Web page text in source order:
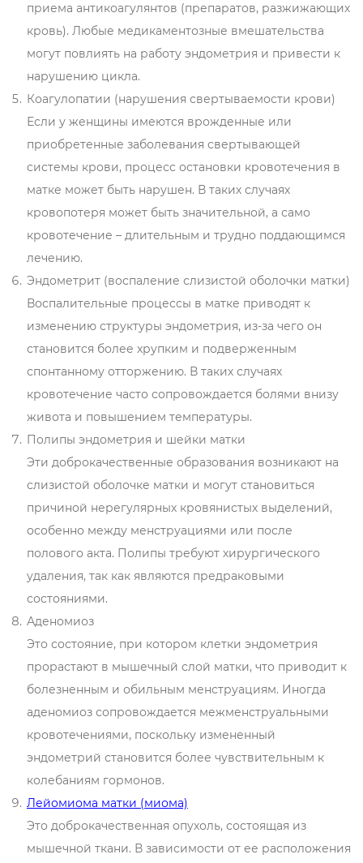
приема антикоагулянтов (препаратов, разжижающих
кровь). Любые медикаментозные вмешательства
могут повлиять на работу эндометрия и привести к
нарушению цикла.
Коагулопатии (нарушения свертываемости крови)
Если у женщины имеются врожденные или
приобретенные заболевания свертывающей
системы крови, процесс остановки кровотечения в
матке может быть нарушен. В таких случаях
кровопотеря может быть значительной, а само
кровотечение – длительным и трудно поддающимся
лечению.
Эндометрит (воспаление слизистой оболочки матки)
Воспалительные процессы в матке приводят к
изменению структуры эндометрия, из-за чего он
становится более хрупким и подверженным
спонтанному отторжению. В таких случаях
кровотечение часто сопровождается болями внизу
живота и повышением температуры.
Полипы эндометрия и шейки матки
Эти доброкачественные образования возникают на
слизистой оболочке матки и могут становиться
причиной нерегулярных кровянистых выделений,
особенно между менструациями или после
полового акта. Полипы требуют хирургического
удаления, так как являются предраковыми
состояниями.
Аденомиоз
Это состояние, при котором клетки эндометрия
прорастают в мышечный слой матки, что приводит к
болезненным и обильным менструациям. Иногда
аденомиоз сопровождается межменструальными
кровотечениями, поскольку измененный
эндометрий становится более чувствительным к
колебаниям гормонов.
Лейомиома матки (миома)
Это доброкачественная опухоль, состоящая из
мышечной ткани. В зависимости от ее расположения